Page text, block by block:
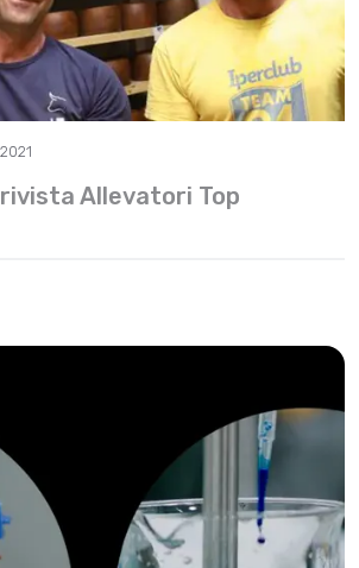
Allevatori Top